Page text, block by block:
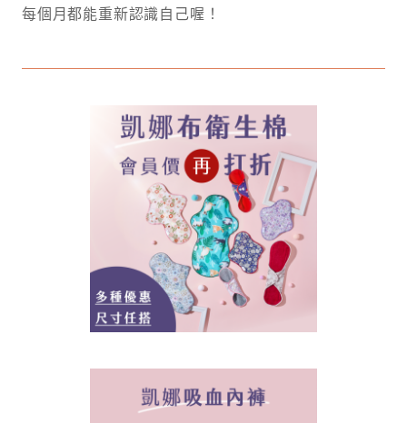
每個月都能重新認識自己喔！